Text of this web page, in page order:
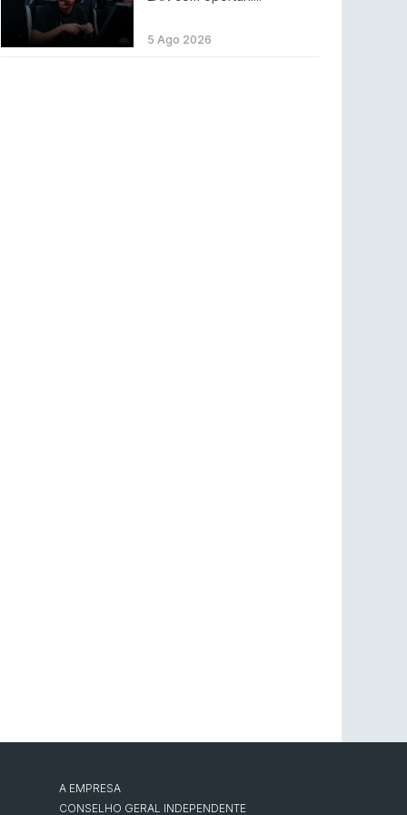
MOUZ surpreende Spirit para vencer BLAST
Bounty
5 Ago 2026
A EMPRESA
CONSELHO GERAL INDEPENDENTE